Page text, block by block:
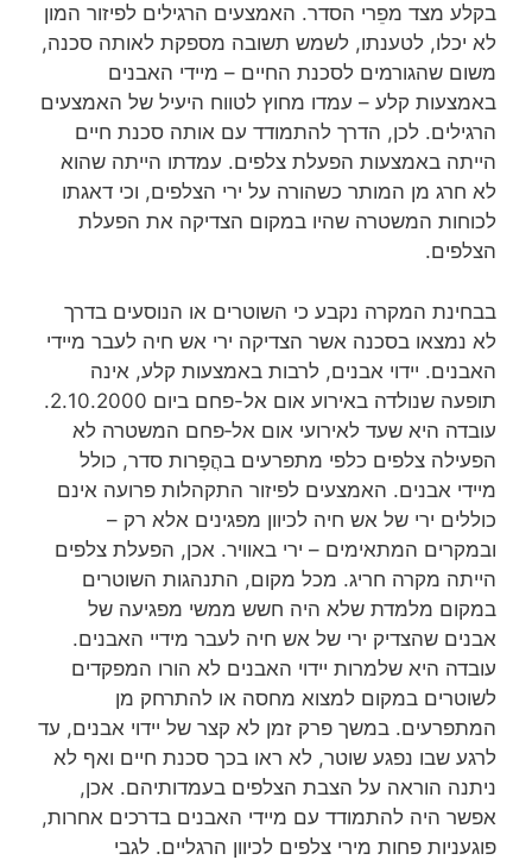
בקלע מצד מפֵרי הסדר. האמצעים הרגילים לפיזור המון
לא יכלו, לטענתו, לשמש תשובה מספקת לאותה סכנה,
משום שהגורמים לסכנת החיים – מיידי האבנים
באמצעות קלע – עמדו מחוץ לטווח היעיל של האמצעים
הרגילים. לכן, הדרך להתמודד עם אותה סכנת חיים
הייתה באמצעות הפעלת צלפים. עמדתו הייתה שהוא
לא חרג מן המותר כשהורה על ירי הצלפים, וכי דאגתו
לכוחות המשטרה שהיו במקום הצדיקה את הפעלת
הצלפים.
בבחינת המקרה נקבע כי השוטרים או הנוסעים בדרך
לא נמצאו בסכנה אשר הצדיקה ירי אש חיה לעבר מיידי
האבנים. יידוי אבנים, לרבות באמצעות קלע, אינה
תופעה שנולדה באירוע אום אל-פחם ביום 2.10.2000.
עובדה היא שעד לאירועי אום אל‑פחם המשטרה לא
הפעילה צלפים כלפי מתפרעים בהֲפָרות סדר, כולל
מיידי אבנים. האמצעים לפיזור התקהלות פרועה אינם
כוללים ירי של אש חיה לכיוון מפגינים אלא רק –
ובמקרים המתאימים – ירי באוויר. אכן, הפעלת צלפים
הייתה מקרה חריג. מכל מקום, התנהגות השוטרים
במקום מלמדת שלא היה חשש ממשי מפגיעה של
אבנים שהצדיק ירי של אש חיה לעבר מידיי האבנים.
עובדה היא שלמרות יידוי האבנים לא הורו המפקדים
לשוטרים במקום למצוא מחסה או להתרחק מן
המתפרעים. במשך פרק זמן לא קצר של יידוי אבנים, עד
לרגע שבו נפגע שוטר, לא ראו בכך סכנת חיים ואף לא
ניתנה הוראה על הצבת הצלפים בעמדותיהם. אכן,
אפשר היה להתמודד עם מיידי האבנים בדרכים אחרות,
פוגעניות פחות מירי צלפים לכיוון הרגליים. לגבי